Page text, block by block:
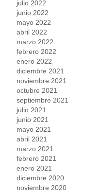
julio 2022
junio 2022
mayo 2022
abril 2022
marzo 2022
febrero 2022
enero 2022
diciembre 2021
noviembre 2021
octubre 2021
septiembre 2021
julio 2021
junio 2021
mayo 2021
abril 2021
marzo 2021
febrero 2021
enero 2021
diciembre 2020
noviembre 2020